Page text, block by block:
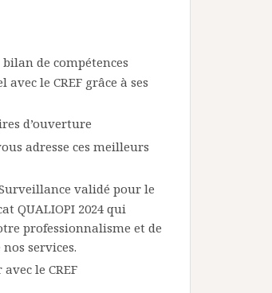
de compétences
avec le CREF grâce à ses
d’ouverture
adresse ces meilleurs
validé pour le
QUALIOPI 2024 qui
professionnalisme et de
services.
le CREF